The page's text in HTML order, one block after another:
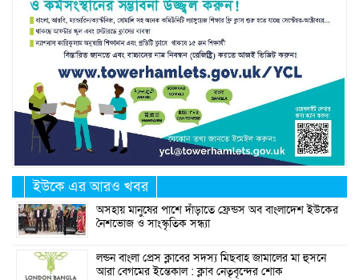
ইউকে এর আরও খবর
অসহায় মানুষের পাশে দাঁড়াতে ফ্রেন্ডস অব বাংলাদেশ ইউকের
নৈশভোজ ও সাংস্কৃতিক সন্ধ্যা
লন্ডন বাংলা প্রেস ক্লাবের সদস্য মিছবাহ জামালের মা হুসনে
আরা বেগমের ইন্তেকাল : ক্লাব নেতৃবৃন্দের শোক